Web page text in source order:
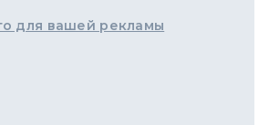
для вашей рекламы